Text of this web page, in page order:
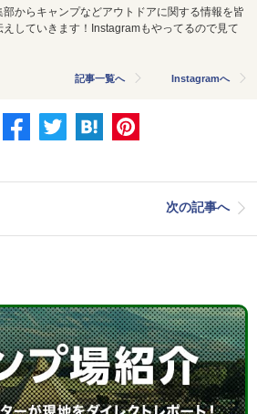
部からキャンプなどアウトドアに関する情報を皆
えしていきます！Instagramもやってるので見て
記事一覧へ Instagramへ
次の記事へ